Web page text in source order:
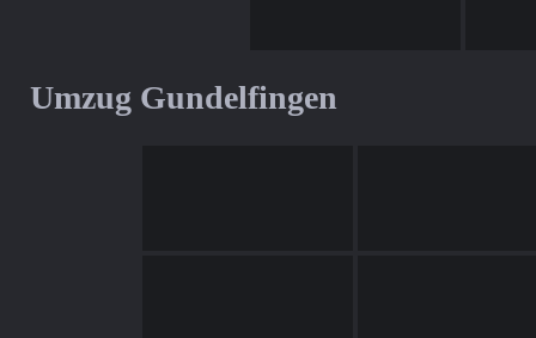
Umzug Gundelfingen